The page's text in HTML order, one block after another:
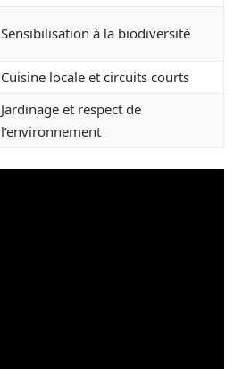
Sensibilisation à la biodiversité
Cuisine locale et circuits courts
Jardinage et respect de
l’environnement